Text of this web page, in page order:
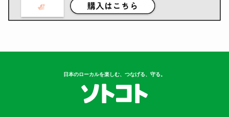
日本のローカルを楽しむ、つなげる、守る。